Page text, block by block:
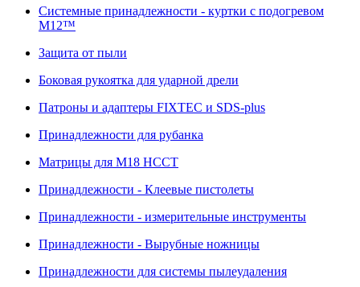
Системные принадлежности - куртки с подогревом
M12™
Защита от пыли
Боковая рукоятка для ударной дрели
Патроны и адаптеры FIXTEC и SDS-plus
Принадлежности для рубанка
Матрицы для M18 HCCT
Принадлежности - Клеевые пистолеты
Принадлежности - измерительные инструменты
Принадлежности - Вырубные ножницы
Принадлежности для системы пылеудаления